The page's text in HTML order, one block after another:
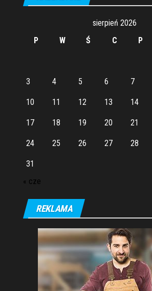
sierpień 2026
P
W Ś C P
3 4 5 6 7
10 11 12 13 14
17 18 19 20 21
24 25 26 27 28
31
« cze
REKLAMA